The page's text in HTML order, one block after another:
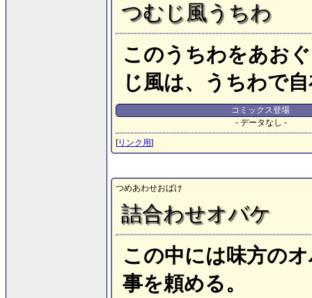
つむじ風うちわ
このうちわをあお
じ風は、うちわで
コミックス登場
- データなし -
[リンク用]
つめあわせおばけ
詰合わせオバケ
この中には味方の
事を頼める。